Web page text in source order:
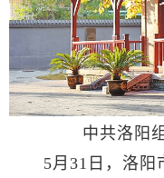
中共洛阳
5月31日，洛阳市